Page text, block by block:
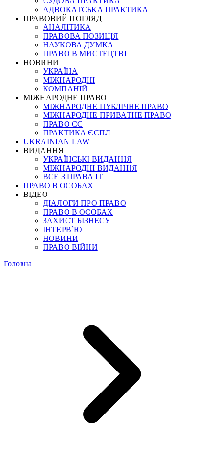
АДВОКАТСЬКА ПРАКТИКА
ПРАВОВИЙ ПОГЛЯД
АНАЛІТИКА
ПРАВОВА ПОЗИЦІЯ
НАУКОВА ДУМКА
ПРАВО В МИСТЕЦТВІ
НОВИНИ
УКРАЇНА
МІЖНАРОДНІ
КОМПАНІЙ
МІЖНАРОДНЕ ПРАВО
МІЖНАРОДНЕ ПУБЛІЧНЕ ПРАВО
МІЖНАРОДНЕ ПРИВАТНЕ ПРАВО
ПРАВО ЄС
ПРАКТИКА ЄСПЛ
UKRAINIAN LAW
ВИДАННЯ
УКРАЇНСЬКІ ВИДАННЯ
МІЖНАРОДНІ ВИДАННЯ
ВСЕ З ПРАВА ІТ
ПРАВО В ОСОБАХ
ВІДЕО
ДІАЛОГИ ПРО ПРАВО
ПРАВО В ОСОБАХ
ЗАХИСТ БІЗНЕСУ
ІНТЕРВ`Ю
НОВИНИ
ПРАВО ВІЙНИ
Головна